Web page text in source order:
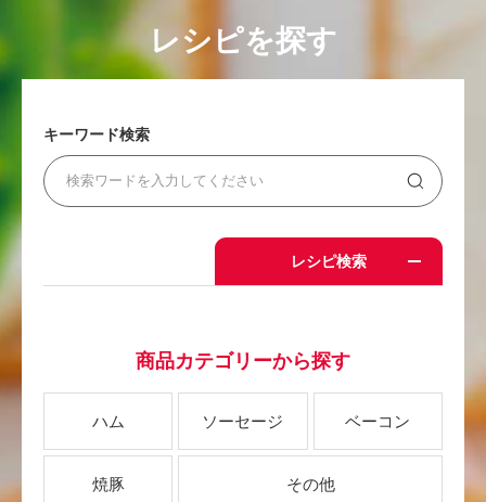
レシピを探す
キーワード検索
レシピ検索
商品カテゴリーから探す
ハム ソーセージ ベーコン
焼豚 その他